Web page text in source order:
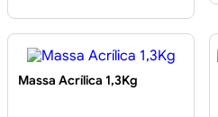
Massa Acrílica 1,3Kg